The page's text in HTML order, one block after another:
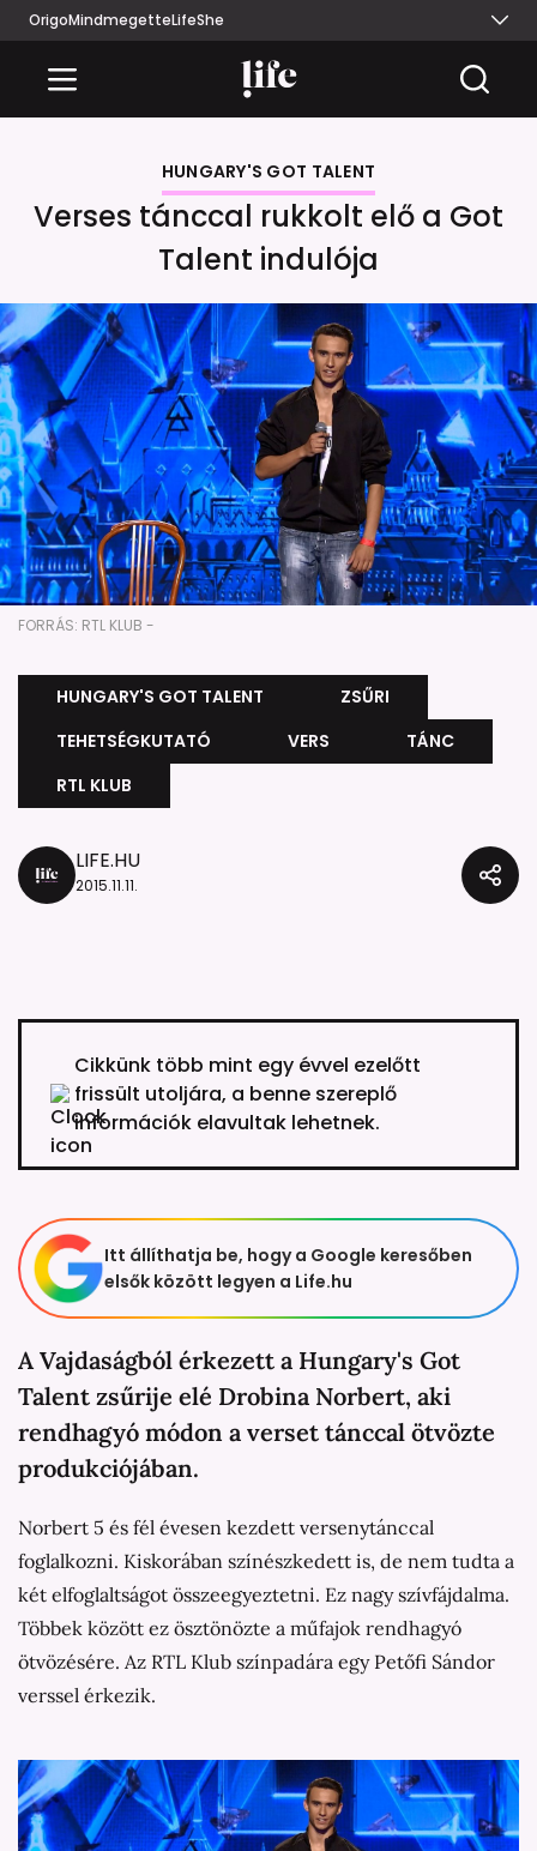
OrigoMindmegetteLifeShe
HUNGARY'S GOT TALENT
Verses tánccal rukkolt elő a Got
Talent indulója
FORRÁS: RTL KLUB -
HUNGARY'S GOT TALENT
ZSŰRI
TEHETSÉGKUTATÓ
VERS
TÁNC
RTL KLUB
LIFE.HU
2015.11.11.
Cikkünk több mint egy évvel ezelőtt
frissült utoljára, a benne szereplő
információk elavultak lehetnek.
Itt állíthatja be, hogy a Google keresőben
elsők között legyen a Life.hu
A Vajdaságból érkezett a Hungary's Got
Talent zsűrije elé Drobina Norbert, aki
rendhagyó módon a verset tánccal ötvözte
produkciójában.
Norbert 5 és fél évesen kezdett versenytánccal
foglalkozni. Kiskorában színészkedett is, de nem tudta a
két elfoglaltságot összeegyeztetni. Ez nagy szívfájdalma.
Többek között ez ösztönözte a műfajok rendhagyó
ötvözésére. Az RTL Klub színpadára egy Petőfi Sándor
verssel érkezik.